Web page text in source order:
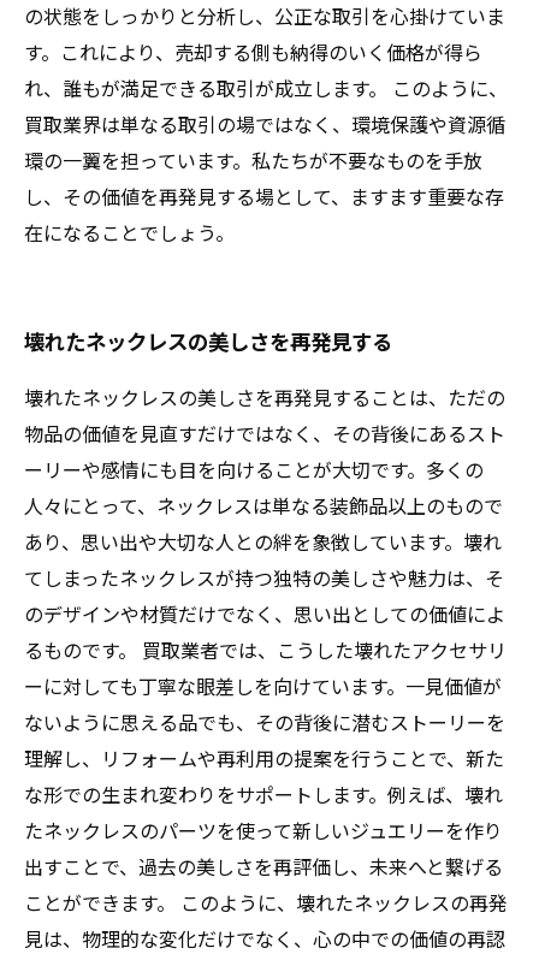
の状態をしっかりと分析し、公正な取引を心掛けていま
す。これにより、売却する側も納得のいく価格が得ら
れ、誰もが満足できる取引が成立します。 このように、
買取業界は単なる取引の場ではなく、環境保護や資源循
環の一翼を担っています。私たちが不要なものを手放
し、その価値を再発見する場として、ますます重要な存
在になることでしょう。
壊れたネックレスの美しさを再発見する
壊れたネックレスの美しさを再発見することは、ただの
物品の価値を見直すだけではなく、その背後にあるスト
ーリーや感情にも目を向けることが大切です。多くの
人々にとって、ネックレスは単なる装飾品以上のもので
あり、思い出や大切な人との絆を象徴しています。壊れ
てしまったネックレスが持つ独特の美しさや魅力は、そ
のデザインや材質だけでなく、思い出としての価値によ
るものです。 買取業者では、こうした壊れたアクセサリ
ーに対しても丁寧な眼差しを向けています。一見価値が
ないように思える品でも、その背後に潜むストーリーを
理解し、リフォームや再利用の提案を行うことで、新た
な形での生まれ変わりをサポートします。例えば、壊れ
たネックレスのパーツを使って新しいジュエリーを作り
出すことで、過去の美しさを再評価し、未来へと繋げる
ことができます。 このように、壊れたネックレスの再発
見は、物理的な変化だけでなく、心の中での価値の再認